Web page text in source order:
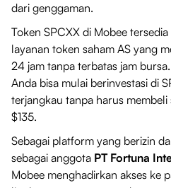
dari genggaman.
Token SPCXX di Mobee
layanan token saham AS yang
24 jam tanpa terbatas jam
Anda bisa mulai berinvestasi di
terjangkau tanpa harus
$135.
Sebagai platform yang berizin
sebagai anggota PT Fortuna
Mobee menghadirkan akses ke